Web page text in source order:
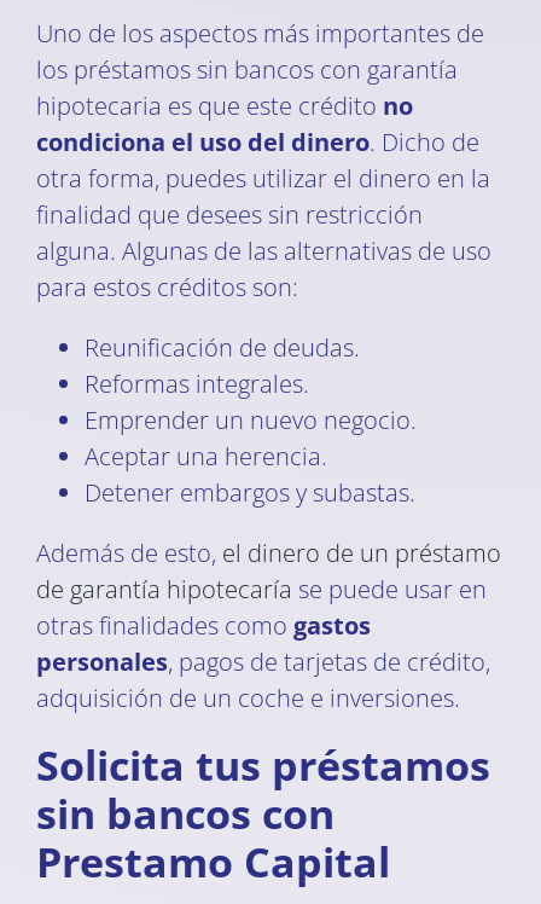
Uno de los aspectos más importantes de
los préstamos sin bancos con garantía
hipotecaria es que este crédito no
condiciona el uso del dinero. Dicho de
otra forma, puedes utilizar el dinero en la
finalidad que desees sin restricción
alguna. Algunas de las alternativas de uso
para estos créditos son:
Reunificación de deudas.
Reformas integrales.
Emprender un nuevo negocio.
Aceptar una herencia.
Detener embargos y subastas.
Además de esto, el dinero de un préstamo
de garantía hipotecaría se puede usar en
otras finalidades como gastos
personales, pagos de tarjetas de crédito,
adquisición de un coche e inversiones.
Solicita tus préstamos
sin bancos con
Prestamo Capital